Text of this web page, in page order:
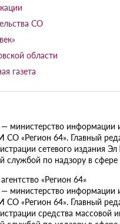
СО
области
газета
министерство информации
«Регион 64». Главный
сетевого издания
службой по надзору в
«Регион 64»
министерство информации
«Регион 64». Главный
средства